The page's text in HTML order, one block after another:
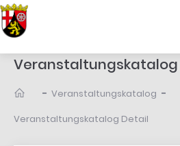
Veranstaltungskatalog
- Veranstaltungskatalog -
Veranstaltungskatalog Detail